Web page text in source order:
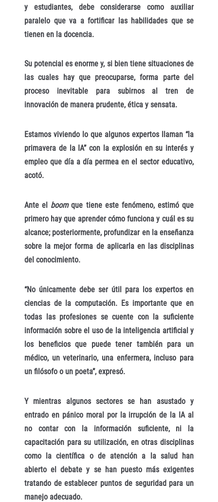
y estudiantes, debe considerarse como auxiliar
paralelo que va a fortificar las habilidades que se
tienen en la docencia.
Su potencial es enorme y, si bien tiene situaciones de
las cuales hay que preocuparse, forma parte del
proceso inevitable para subirnos al tren de
innovación de manera prudente, ética y sensata.
Estamos viviendo lo que algunos expertos llaman “la
primavera de la IA” con la explosión en su interés y
empleo que día a día permea en el sector educativo,
acotó.
Ante el boomque tiene este fenómeno, estimó que
primero hay que aprender cómo funciona y cuál es su
alcance; posteriormente, profundizar en la enseñanza
sobre la mejor forma de aplicarla en las disciplinas
del conocimiento.
“No únicamente debe ser útil para los expertos en
ciencias de la computación. Es importante que en
todas las profesiones se cuente con la suficiente
información sobre el uso de la inteligencia artificial y
los beneficios que puede tener también para un
médico, un veterinario, una enfermera, incluso para
un filósofo o un poeta”, expresó.
Y mientras algunos sectores se han asustado y
entrado en pánico moral por la irrupción de la IA al
no contar con la información suficiente, ni la
capacitación para su utilización, en otras disciplinas
como la científica o de atención a la salud han
abierto el debate y se han puesto más exigentes
tratando de establecer puntos de seguridad para un
manejo adecuado.